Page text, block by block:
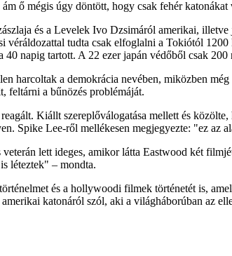
ő mégis úgy döntött, hogy csak fehér katonákat
és a Levelek Ivo Dzsimáról amerikai,
véráldozattal tudta csak elfoglalni a Tokiótól
napig tartott. A 22 ezer japán védőből csak
harcoltak a demokrácia nevében, miközben
feltárni a bűnözés problémáját.
Kiállt szereplőválogatása mellett és
Spike Lee-ről mellékesen megjegyezte: "ez az
lett ideges, amikor látta Eastwood két
léteztek" – mondta.
és a hollywoodi filmek történetét is,
katonáról szól, aki a világháborúban az